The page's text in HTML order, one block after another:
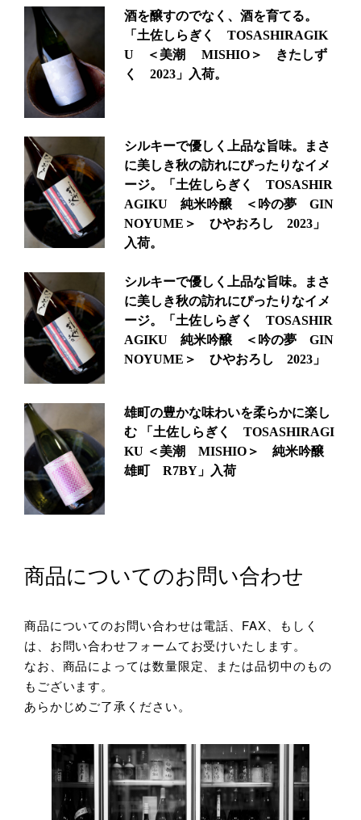
酒を醸すのでなく、酒を育てる。
「土佐しらぎく TOSASHIRAGIK
U ＜美潮 MISHIO＞ きたしず
く 2023」入荷。
シルキーで優しく上品な旨味。まさ
に美しき秋の訪れにぴったりなイメ
ージ。「土佐しらぎく TOSASHIR
AGIKU 純米吟醸 ＜吟の夢 GIN
NOYUME＞ ひやおろし 2023」
入荷。
シルキーで優しく上品な旨味。まさ
に美しき秋の訪れにぴったりなイメ
ージ。「土佐しらぎく TOSASHIR
AGIKU 純米吟醸 ＜吟の夢 GIN
NOYUME＞ ひやおろし 2023」
雄町の豊かな味わいを柔らかに楽し
む 「土佐しらぎく TOSASHIRAGI
KU ＜美潮 MISHIO＞ 純米吟醸
雄町 R7BY」入荷
商品についてのお問い合わせ
商品についてのお問い合わせは電話、FAX、もしく
は、お問い合わせフォームてお受けいたします。
なお、商品によっては数量限定、または品切中のもの
もございます。
あらかじめご了承ください。